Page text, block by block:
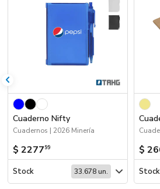
Cuaderno Nifty
Cuadernos | 2026 Minería
$ 227799
Stock 33.678 un.
$
Stock